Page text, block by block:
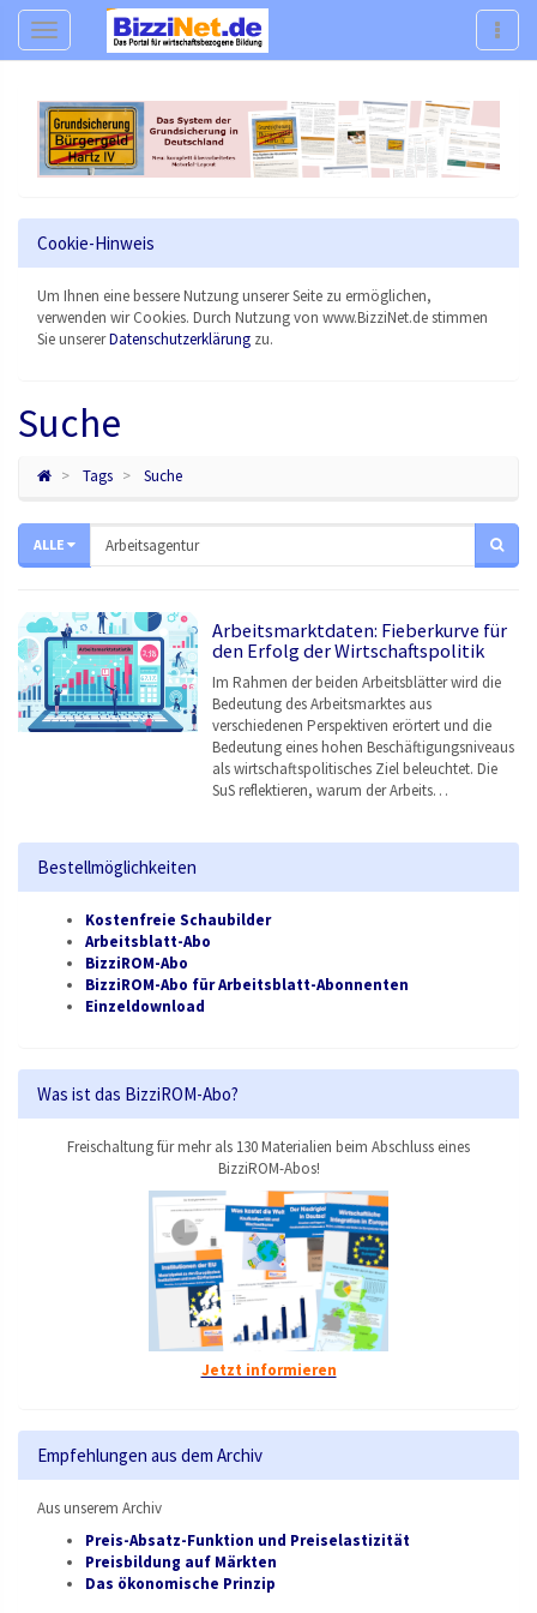
Navigation
Cookie-Hinweis
Um Ihnen eine bessere Nutzung unserer Seite zu ermöglichen,
verwenden wir Cookies. Durch Nutzung von www.BizziNet.de stimmen
Sie unsererDatenschutzerklärung zu.
Suche
Tags Suche
ALLE
Arbeitsmarktdaten: Fieberkurve für
den Erfolg der Wirtschaftspolitik
Im Rahmen der beiden Arbeitsblätter wird die
Bedeutung des Arbeitsmarktes aus
verschiedenen Perspektiven erörtert und die
Bedeutung eines hohen Beschäftigungsniveaus
als wirtschaftspolitisches Ziel beleuchtet. Die
SuS reflektieren, warum der Arbeits…
Bestellmöglichkeiten
Kostenfreie Schaubilder
Arbeitsblatt-Abo
BizziROM-Abo
BizziROM-Abo für Arbeitsblatt-Abonnenten
Einzeldownload
Was ist das BizziROM-Abo?
Freischaltung für mehr als 130 Materialien beim Abschluss eines
BizziROM-Abos!
Jetzt informieren
Empfehlungen aus dem Archiv
Aus unserem Archiv
Preis-Absatz-Funktion und Preiselastizität
Preisbildung auf Märkten
Das ökonomische Prinzip